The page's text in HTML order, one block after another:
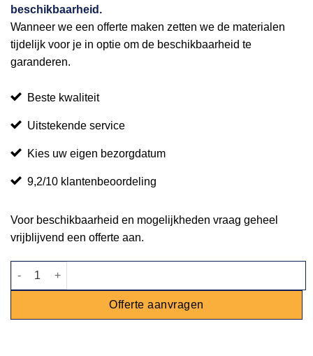
beschikbaarheid.
Wanneer we een offerte maken zetten we de materialen
tijdelijk voor je in optie om de beschikbaarheid te
garanderen.
Beste kwaliteit
Uitstekende service
Kies uw eigen bezorgdatum
9,2/10 klantenbeoordeling
Voor beschikbaarheid en mogelijkheden vraag geheel
vrijblijvend een offerte aan.
Barkruk Lou blauw aantal
Offerte aanvragen